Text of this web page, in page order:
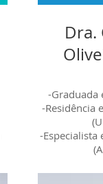
Dra.
-Graduada
-Residência
-